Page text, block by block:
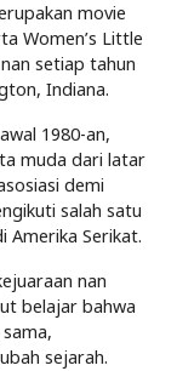
movie
Women’s Little
setiap tahun
Indiana.
1980-an,
muda dari latar
demi
salah satu
Amerika Serikat.
nan
belajar bahwa
sejarah.